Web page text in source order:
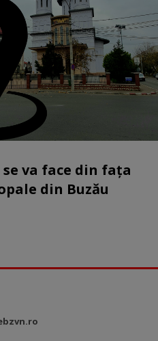
va face din fața
din Buzău